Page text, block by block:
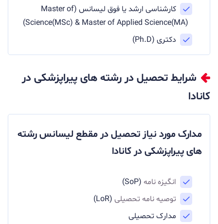
کارشناسی ارشد یا فوق لیسانس (Master of
Science(MSc) & Master of Applied Science(MA))
دکتری (Ph.D)
شرایط تحصیل در رشته های پیراپزشکی در
کانادا
مدارک مورد نیاز تحصیل در مقطع لیسانس رشته
های پیراپزشکی در کانادا
انگیزه نامه (SoP)
توصیه نامه تحصیلی (LoR)
مدارک تحصیلی